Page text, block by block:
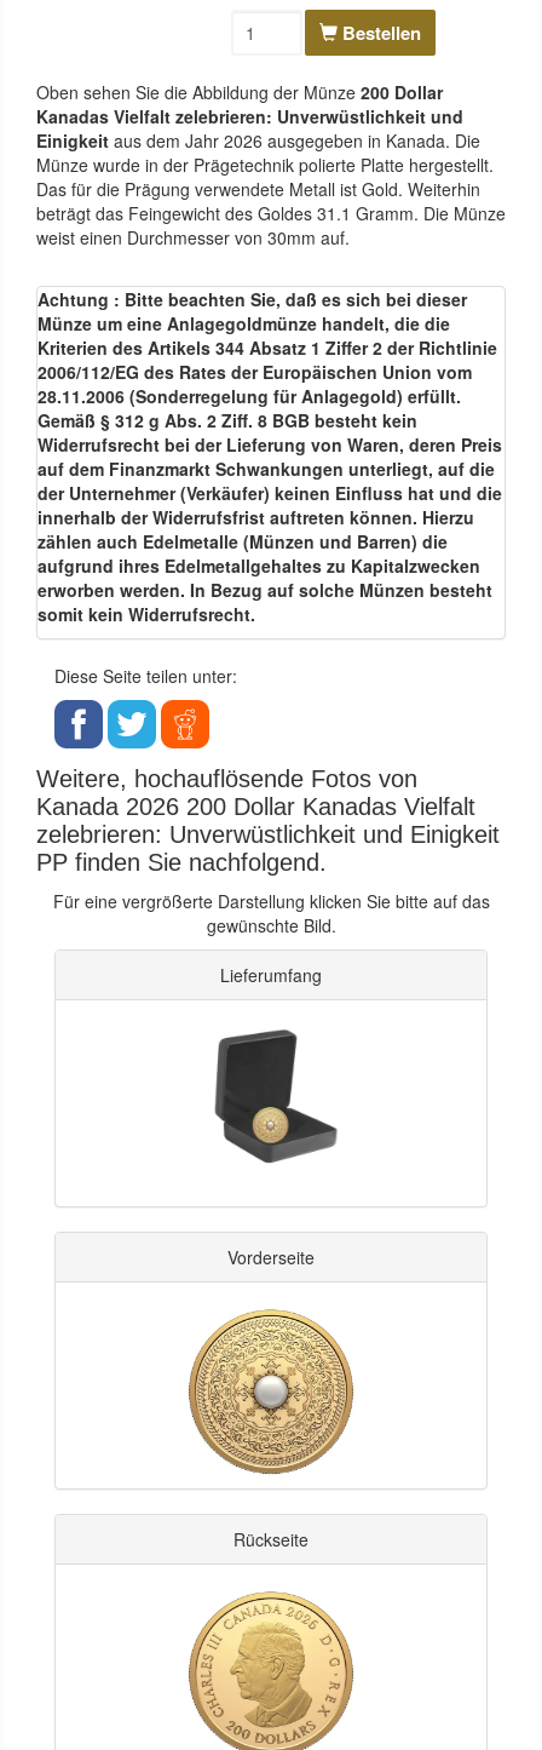
Bestellen
Oben sehen Sie die Abbildung der Münze 200 Dollar
Kanadas Vielfalt zelebrieren: Unverwüstlichkeit und
Einigkeit aus dem Jahr 2026 ausgegeben in Kanada. Die
Münze wurde in der Prägetechnik polierte Platte hergestellt.
Das für die Prägung verwendete Metall ist Gold. Weiterhin
beträgt das Feingewicht des Goldes 31.1 Gramm. Die Münze
weist einen Durchmesser von 30mm auf.
Achtung : Bitte beachten Sie, daß es sich bei dieser
Münze um eine Anlagegoldmünze handelt, die die
Kriterien des Artikels 344 Absatz 1 Ziffer 2 der Richtlinie
2006/112/EG des Rates der Europäischen Union vom
28.11.2006 (Sonderregelung für Anlagegold) erfüllt.
Gemäß § 312 g Abs. 2 Ziff. 8 BGB besteht kein
Widerrufsrecht bei der Lieferung von Waren, deren Preis
auf dem Finanzmarkt Schwankungen unterliegt, auf die
der Unternehmer (Verkäufer) keinen Einfluss hat und die
innerhalb der Widerrufsfrist auftreten können. Hierzu
zählen auch Edelmetalle (Münzen und Barren) die
aufgrund ihres Edelmetallgehaltes zu Kapitalzwecken
erworben werden. In Bezug auf solche Münzen besteht
somit kein Widerrufsrecht.
Diese Seite teilen unter:
Weitere, hochauflösende Fotos von
Kanada 2026 200 Dollar Kanadas Vielfalt
zelebrieren: Unverwüstlichkeit und Einigkeit
PP finden Sie nachfolgend.
Für eine vergrößerte Darstellung klicken Sie bitte auf das
gewünschte Bild.
Lieferumfang
Vorderseite
Rückseite